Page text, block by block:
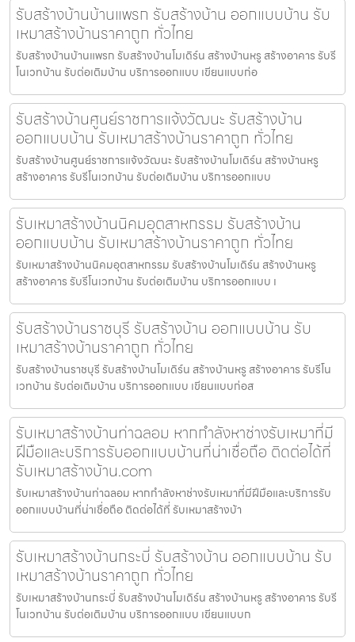
รับสร้างบ้านบ้านแพรก รับสร้างบ้าน ออกแบบบ้าน รับ
เหมาสร้างบ้านราคาถูก ทั่วไทย
รับสร้างบ้านบ้านแพรก รับสร้างบ้านโมเดิร์น สร้างบ้านหรู สร้างอาคาร รับรี
โนเวทบ้าน รับต่อเติมบ้าน บริการออกแบบ เขียนแบบก่อ
รับสร้างบ้านศูนย์ราชการแจ้งวัฒนะ รับสร้างบ้าน
ออกแบบบ้าน รับเหมาสร้างบ้านราคาถูก ทั่วไทย
รับสร้างบ้านศูนย์ราชการแจ้งวัฒนะ รับสร้างบ้านโมเดิร์น สร้างบ้านหรู
สร้างอาคาร รับรีโนเวทบ้าน รับต่อเติมบ้าน บริการออกแบบ
รับเหมาสร้างบ้านนิคมอุตสาหกรรม รับสร้างบ้าน
ออกแบบบ้าน รับเหมาสร้างบ้านราคาถูก ทั่วไทย
รับเหมาสร้างบ้านนิคมอุตสาหกรรม รับสร้างบ้านโมเดิร์น สร้างบ้านหรู
สร้างอาคาร รับรีโนเวทบ้าน รับต่อเติมบ้าน บริการออกแบบ เ
รับสร้างบ้านราชบุรี รับสร้างบ้าน ออกแบบบ้าน รับ
เหมาสร้างบ้านราคาถูก ทั่วไทย
รับสร้างบ้านราชบุรี รับสร้างบ้านโมเดิร์น สร้างบ้านหรู สร้างอาคาร รับรีโน
เวทบ้าน รับต่อเติมบ้าน บริการออกแบบ เขียนแบบก่อส
รับเหมาสร้างบ้านท่าฉลอม หากกำลังหาช่างรับเหมาที่มี
ฝีมือและบริการรับออกแบบบ้านที่น่าเชื่อถือ ติดต่อได้ที่
รับเหมาสร้างบ้าน.com
รับเหมาสร้างบ้านท่าฉลอม หากกำลังหาช่างรับเหมาที่มีฝีมือและบริการรับ
ออกแบบบ้านที่น่าเชื่อถือ ติดต่อได้ที่ รับเหมาสร้างบ้า
รับเหมาสร้างบ้านกระบี่ รับสร้างบ้าน ออกแบบบ้าน รับ
เหมาสร้างบ้านราคาถูก ทั่วไทย
รับเหมาสร้างบ้านกระบี่ รับสร้างบ้านโมเดิร์น สร้างบ้านหรู สร้างอาคาร รับรี
โนเวทบ้าน รับต่อเติมบ้าน บริการออกแบบ เขียนแบบก